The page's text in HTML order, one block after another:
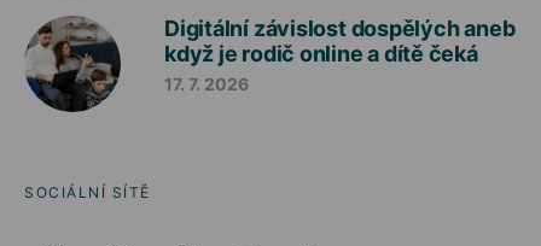
Digitální závislost dospělých aneb
když je rodič online a dítě čeká
17. 7. 2026
SOCIÁLNÍ SÍTĚ